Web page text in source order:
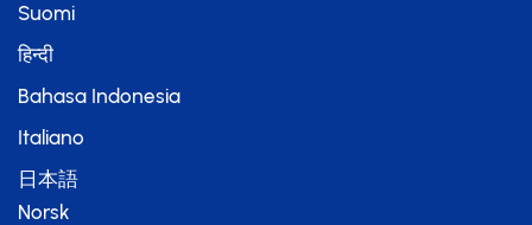
Suomi
हिन्दी
Bahasa Indonesia
Italiano
日本語
Norsk